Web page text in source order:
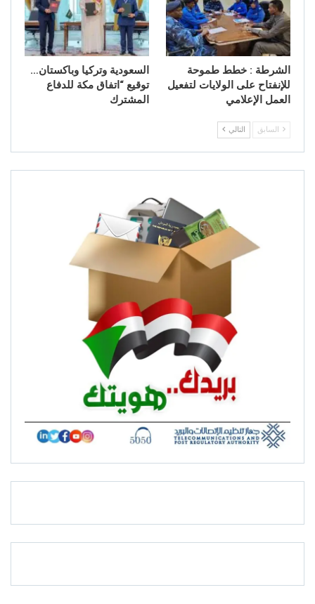
الشرطة : خطط طموحة
للإنفتاح على الولايات لتفعيل
العمل الإعلامي
السعودية وتركيا وباكستان…
توقيع “اتفاق مكة للدفاع
المشترك
السابق التالي